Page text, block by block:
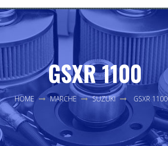
GSXR 1100
HOME MARCHE SUZUKI GSXR 1100